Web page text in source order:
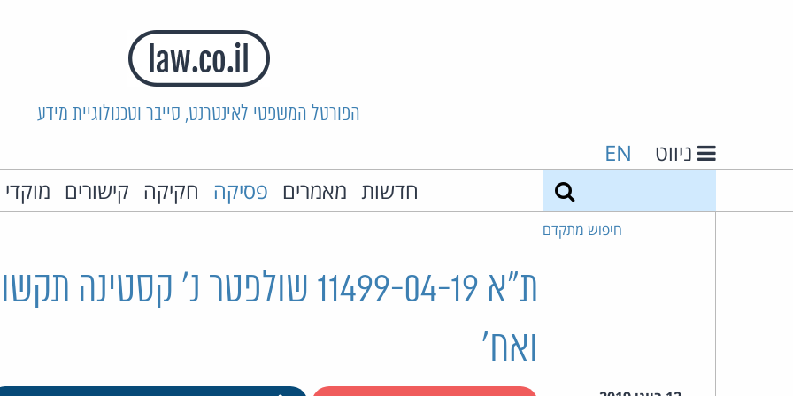
הפורטל המשפטי לאינטרנט, סייבר וטכנולוגיית מידע
ניווט EN
חדשות מאמרים פסיקה חקיקה קישורים
חיפוש מתקדם
ת"א 11499-04-19 שולפטר נ'
ואח'